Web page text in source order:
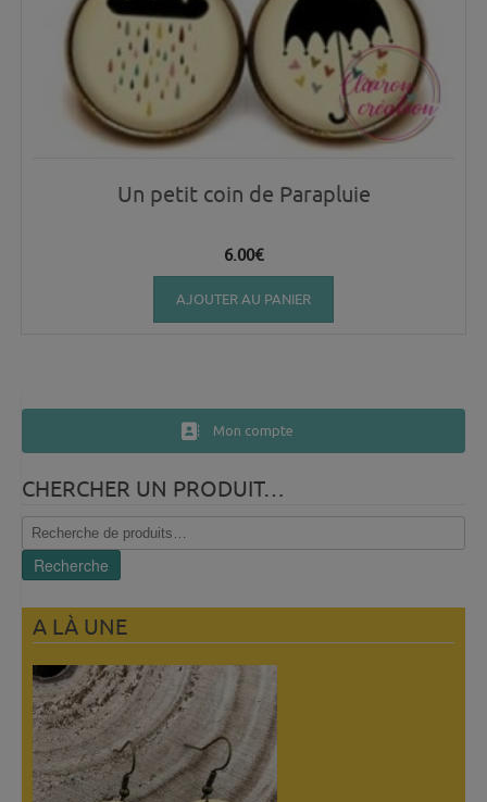
Un petit coin de Parapluie
6.00€
AJOUTER AU PANIER
Mon compte
CHERCHER UN PRODUIT…
Recherche
pour :
Recherche
A LÀ UNE